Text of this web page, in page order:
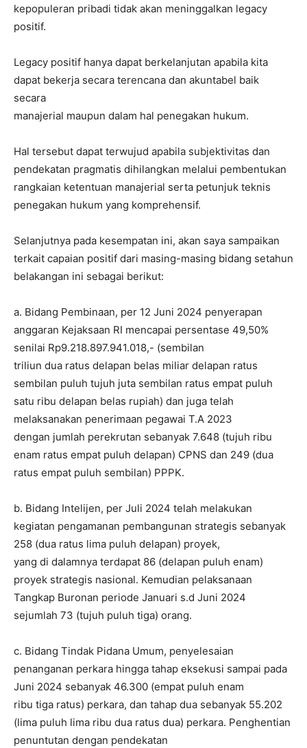
kepopuleran pribadi tidak akan meninggalkan legacy
positif.
Legacy positif hanya dapat berkelanjutan apabila kita
dapat bekerja secara terencana dan akuntabel baik
secara
manajerial maupun dalam hal penegakan hukum.
Hal tersebut dapat terwujud apabila subjektivitas dan
pendekatan pragmatis dihilangkan melalui pembentukan
rangkaian ketentuan manajerial serta petunjuk teknis
penegakan hukum yang komprehensif.
Selanjutnya pada kesempatan ini, akan saya sampaikan
terkait capaian positif dari masing-masing bidang setahun
belakangan ini sebagai berikut:
a. Bidang Pembinaan, per 12 Juni 2024 penyerapan
anggaran Kejaksaan RI mencapai persentase 49,50%
senilai Rp9.218.897.941.018,- (sembilan
triliun dua ratus delapan belas miliar delapan ratus
sembilan puluh tujuh juta sembilan ratus empat puluh
satu ribu delapan belas rupiah) dan juga telah
melaksanakan penerimaan pegawai T.A 2023
dengan jumlah perekrutan sebanyak 7.648 (tujuh ribu
enam ratus empat puluh delapan) CPNS dan 249 (dua
ratus empat puluh sembilan) PPPK.
b. Bidang Intelijen, per Juli 2024 telah melakukan
kegiatan pengamanan pembangunan strategis sebanyak
258 (dua ratus lima puluh delapan) proyek,
yang di dalamnya terdapat 86 (delapan puluh enam)
proyek strategis nasional. Kemudian pelaksanaan
Tangkap Buronan periode Januari s.d Juni 2024
sejumlah 73 (tujuh puluh tiga) orang.
c. Bidang Tindak Pidana Umum, penyelesaian
penanganan perkara hingga tahap eksekusi sampai pada
Juni 2024 sebanyak 46.300 (empat puluh enam
ribu tiga ratus) perkara, dan tahap dua sebanyak 55.202
(lima puluh lima ribu dua ratus dua) perkara. Penghentian
penuntutan dengan pendekatan